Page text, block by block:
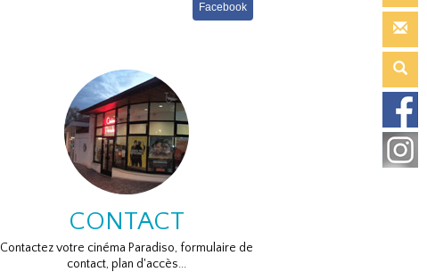
Facebook
CONTACT
Contactez votre cinéma Paradiso, formulaire de
contact, plan d'accès...